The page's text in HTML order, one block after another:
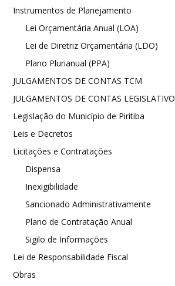
Instrumentos de Planejamento
Lei Orçamentária Anual (LOA)
Lei de Diretriz Orçamentária (LDO)
Plano Plurianual (PPA)
JULGAMENTOS DE CONTAS TCM
JULGAMENTOS DE CONTAS LEGISLATIVO
Legislação do Município de Piritiba
Leis e Decretos
Licitações e Contratações
Dispensa
Inexigibilidade
Sancionado Administrativamente
Plano de Contratação Anual
Sigilo de Informações
Lei de Responsabilidade Fiscal
Obras